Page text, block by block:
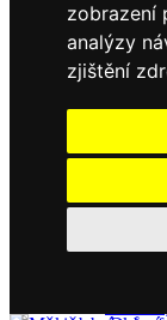
zobrazení
analýzy
zjištění
Domů
Kontakty
Úřední deska
Vyhlášky